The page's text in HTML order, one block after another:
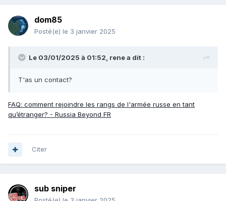
dom85
Posté(e) le 3 janvier 2025
Le 03/01/2025 à 01:52, renea dit :
T'as un contact?
FAQ: comment rejoindre les rangs de l'armée russe en tant
qu’étranger? - Russia Beyond FR
Citer
sub sniper